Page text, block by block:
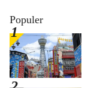
Populer